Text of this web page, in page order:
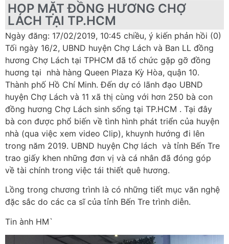
HOP MẶT ĐỒNG HƯƠNG CHỢ
LÁCH TẠI TP.HCM
Ngày đăng: 17/02/2019, 10:45 chiều, ý kiến phản hồi (0)
Tối ngày 16/2, UBND huyện Chợ Lách và Ban LL đồng
hương Chợ Lách tại TPHCM đã tổ chức gặp gỡ đồng
huơng tại nhà hàng Queen Plaza Kỳ Hòa, quận 10.
Thành phố Hồ Chí Minh. Đến dự có lãnh đạo UBND
huyện Chợ Lách và 11 xã thị cùng với hơn 250 bà con
đồng hương Chợ Lách sinh sống tại TP.HCM . Tại đây
bà con được phổ biến về tình hình phát triển của huyện
nhà (qua việc xem video Clip), khuynh hướng đi lên
trong năm 2019. UBND huyện Chợ lách và tỉnh Bến Tre
trao giấy khen những đơn vị và cá nhân đã đóng góp
về tài chính trong việc tái thiết quê hương.
Lồng trong chương trình là có những tiết mục văn nghệ
đặc sắc do các ca sĩ của tỉnh Bến Tre trình diễn.
Tin ành HM`